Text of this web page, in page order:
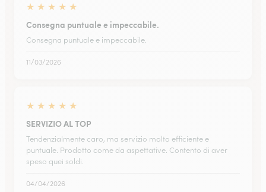
★ ★ ★ ★ ★
Consegna puntuale e impeccabile.
Consegna puntuale e impeccabile.
11/03/2026
★ ★ ★ ★ ★
SERVIZIO AL TOP
Tendenzialmente caro, ma servizio molto efficiente e
puntuale. Prodotto come da aspettative. Contento di aver
speso quei soldi.
04/04/2026